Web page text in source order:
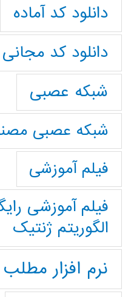
دانلود کد آماده
دانلود کد مجانی
شبکه عصبی
شبکه عصبی
فیلم آموزشی
فیلم آموزشی
الگوریتم ژنتیک
نرم افزار مطلب